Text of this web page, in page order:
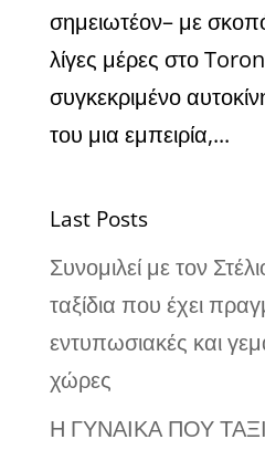
σημειωτέον– με
λίγες μέρες στο
συγκεκριμένο
του μια εμπειρία,...
Last Posts
Συνομιλεί με τον
ταξίδια που έχει
εντυπωσιακές και
χώρες
Η ΓΥΝΑΙΚΑ ΠΟΥ